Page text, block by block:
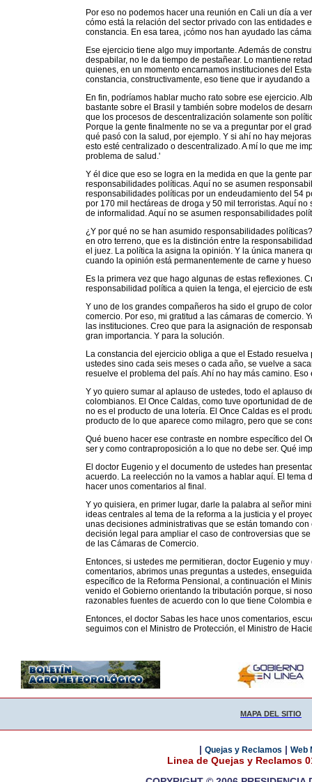
Por eso no podemos hacer una reunión en Cali un día a
cómo está la relación del sector privado con las entidades
constancia. En esa tarea, ¡cómo nos han ayudado las
Ese ejercicio tiene algo muy importante. Además de
despabilar, no le da tiempo de pestañear. Lo mantiene
quienes, en un momento encarnamos instituciones del
constancia, constructivamente, eso tiene que ir ayudando
En fin, podríamos hablar mucho rato sobre ese ejercicio.
bastante sobre el Brasil y también sobre modelos de
que los procesos de descentralización solamente son
Porque la gente finalmente no se va a preguntar por el
qué pasó con la salud, por ejemplo. Y si ahí no hay
esto esté centralizado o descentralizado. A mí lo que me
problema de salud.'
Y él dice que eso se logra en la medida en que la gente
responsabilidades políticas. Aquí no se asumen
responsabilidades políticas por un endeudamiento del 54
por 170 mil hectáreas de droga y 50 mil terroristas. Aquí
de informalidad. Aquí no se asumen responsabilidades
¿Y por qué no se han asumido responsabilidades
en otro terreno, que es la distinción entre la
el juez. La política la asigna la opinión. Y la única manera
cuando la opinión está permanentemente de carne y
Es la primera vez que hago algunas de estas reflexiones.
responsabilidad política a quien la tenga, el ejercicio de
Y uno de los grandes compañeros ha sido el grupo de
comercio. Por eso, mi gratitud a las cámaras de comercio.
las instituciones. Creo que para la asignación de
gran importancia. Y para la solución.
La constancia del ejercicio obliga a que el Estado
ustedes sino cada seis meses o cada año, se vuelve a
resuelve el problema del país. Ahí no hay más camino. Eso
Y yo quiero sumar al aplauso de ustedes, todo el aplauso
colombianos. El Once Caldas, como tuve oportunidad de
no es el producto de una lotería. El Once Caldas es el
producto de lo que aparece como milagro, pero que se
Qué bueno hacer ese contraste en nombre específico del
ser y como contraproposición a lo que no debe ser. Qué
El doctor Eugenio y el documento de ustedes han
acuerdo. La reelección no la vamos a hablar aquí. El
hacer unos comentarios al final.
Y yo quisiera, en primer lugar, darle la palabra al señor
ideas centrales al tema de la reforma a la justicia y el
unas decisiones administrativas que se están tomando
decisión legal para ampliar el caso de controversias que
de las Cámaras de Comercio.
Entonces, si ustedes me permitieran, doctor Eugenio y
comentarios, abrimos unas preguntas a ustedes,
específico de la Reforma Pensional, a continuación el
venido el Gobierno orientando la tributación porque, si
razonables fuentes de acuerdo con lo que tiene Colombia
Entonces, el doctor Sabas les hace unos comentarios,
seguimos con el Ministro de Protección, el Ministro de
MAPA DEL SITIO
| Quejas y Reclamos | Web
Linea de Quejas y Reclamos